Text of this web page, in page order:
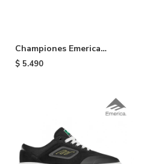
Championes Emerica
Gamma G6 - Black
$ 5.490